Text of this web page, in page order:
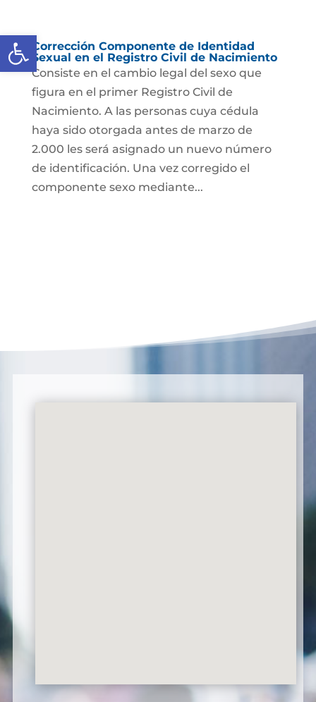
Abrir barra de herramientas
Corrección Componente de Identidad
Sexual en el Registro Civil de Nacimiento
Consiste en el cambio legal del sexo que
figura en el primer Registro Civil de
Nacimiento. A las personas cuya cédula
haya sido otorgada antes de marzo de
2.000 les será asignado un nuevo número
de identificación. Una vez corregido el
componente sexo mediante...